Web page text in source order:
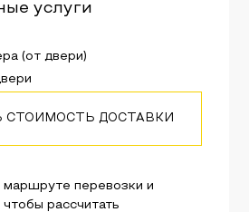
маршруте перевозки и
рассчитать
услуги
(от двери)
СТОИМОСТЬ ДОСТАВКИ